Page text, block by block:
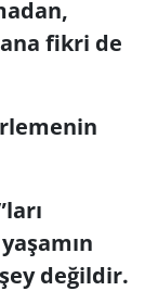
fikri de
değildir.